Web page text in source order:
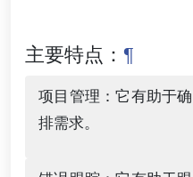
主要特点： ¶
项目管理：它有助于
排需求。